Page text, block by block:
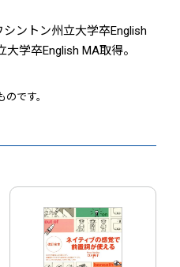
ントン州立大学卒English
学卒English MA取得。
です。